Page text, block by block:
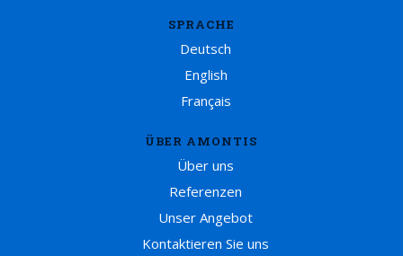
SPRACHE
Deutsch
English
Français
ÜBER AMONTIS
Über uns
Referenzen
Unser Angebot
Kontaktieren Sie uns